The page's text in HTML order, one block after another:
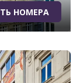
НОМЕРА